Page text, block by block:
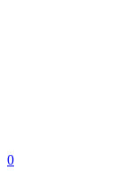
0